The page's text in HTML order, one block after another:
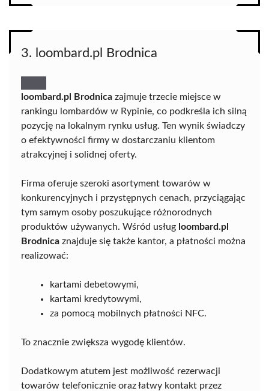
3. loombard.pl Brodnica
loombard.pl Brodnica zajmuje trzecie miejsce w
rankingu lombardów w Rypinie, co podkreśla ich silną
pozycję na lokalnym rynku usług. Ten wynik świadczy
o efektywności firmy w dostarczaniu klientom
atrakcyjnej i solidnej oferty.
Firma oferuje szeroki asortyment towarów w
konkurencyjnych i przystępnych cenach, przyciągając
tym samym osoby poszukujące różnorodnych
produktów używanych. Wśród usług loombard.pl
Brodnica znajduje się także kantor, a płatności można
realizować:
kartami debetowymi,
kartami kredytowymi,
za pomocą mobilnych płatności NFC.
To znacznie zwiększa wygodę klientów.
Dodatkowym atutem jest możliwość rezerwacji
towarów telefonicznie oraz łatwy kontakt przez